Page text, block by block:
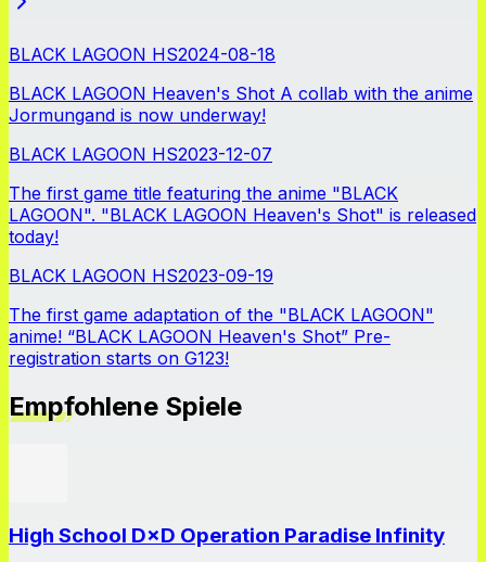
BLACK LAGOON HS2024-08-18
BLACK LAGOON Heaven's Shot A collab with the anime
Jormungand is now underway!
BLACK LAGOON HS2023-12-07
The first game title featuring the anime "BLACK
LAGOON". "BLACK LAGOON Heaven's Shot" is released
today!
BLACK LAGOON HS2023-09-19
The first game adaptation of the "BLACK LAGOON"
anime! “BLACK LAGOON Heaven's Shot” Pre-
registration starts on G123!
Empfohlene Spiele
High School D×D Operation Paradise Infinity